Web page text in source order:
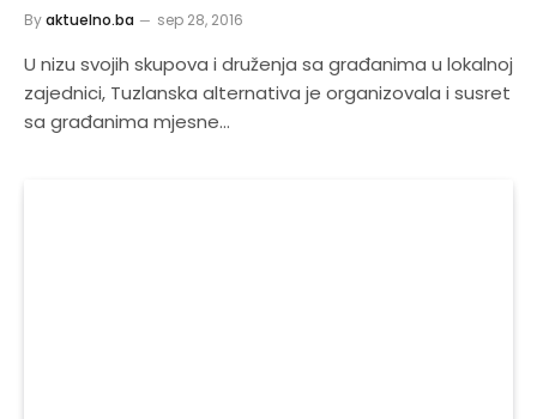
Byaktuelno.ba sep 28, 2016
U nizu svojih skupova i druženja sa građanima u lokalnoj
zajednici, Tuzlanska alternativa je organizovala i susret
sa građanima mjesne…